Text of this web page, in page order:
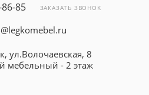
85 ЗАКАЗАТЬ ЗВОНОК
ул.Волочаевская, 8
мебельный - 2 этаж